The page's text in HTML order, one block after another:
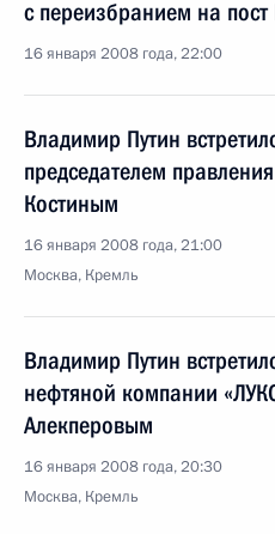
с переизбранием на пост
16 января 2008 года, 22:00
Владимир Путин
председателем
Костиным
16 января 2008 года, 21:00
Москва, Кремль
Владимир Путин
нефтяной компании
Алекперовым
16 января 2008 года, 20:30
Москва, Кремль